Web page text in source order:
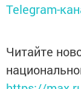
Telegram-
Читайте